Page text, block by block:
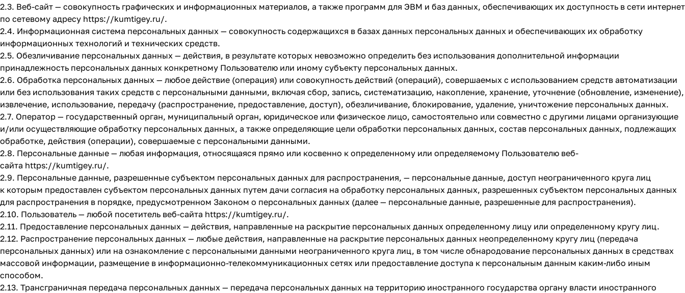
2.3. Веб-сайт — совокупность графических и информационных материалов, а также программ для ЭВМ и баз данных, обеспечивающих их доступность в сети интернет
по сетевому адресу https://kumtigey.ru/.
2.4. Информационная система персональных данных — совокупность содержащихся в базах данных персональных данных и обеспечивающих их обработку
информационных технологий и технических средств.
2.5. Обезличивание персональных данных — действия, в результате которых невозможно определить без использования дополнительной информации
принадлежность персональных данных конкретному Пользователю или иному субъекту персональных данных.
2.6. Обработка персональных данных — любое действие (операция) или совокупность действий (операций), совершаемых с использованием средств автоматизации
или без использования таких средств с персональными данными, включая сбор, запись, систематизацию, накопление, хранение, уточнение (обновление, изменение),
извлечение, использование, передачу (распространение, предоставление, доступ), обезличивание, блокирование, удаление, уничтожение персональных данных.
2.7. Оператор — государственный орган, муниципальный орган, юридическое или физическое лицо, самостоятельно или совместно с другими лицами организующие
и/или осуществляющие обработку персональных данных, а также определяющие цели обработки персональных данных, состав персональных данных, подлежащих
обработке, действия (операции), совершаемые с персональными данными.
2.8. Персональные данные — любая информация, относящаяся прямо или косвенно к определенному или определяемому Пользователю веб-
сайта https://kumtigey.ru/.
2.9. Персональные данные, разрешенные субъектом персональных данных для распространения, — персональные данные, доступ неограниченного круга лиц
к которым предоставлен субъектом персональных данных путем дачи согласия на обработку персональных данных, разрешенных субъектом персональных данных
для распространения в порядке, предусмотренном Законом о персональных данных (далее — персональные данные, разрешенные для распространения).
2.10. Пользователь — любой посетитель веб-сайта https://kumtigey.ru/.
2.11. Предоставление персональных данных — действия, направленные на раскрытие персональных данных определенному лицу или определенному кругу лиц.
2.12. Распространение персональных данных — любые действия, направленные на раскрытие персональных данных неопределенному кругу лиц (передача
персональных данных) или на ознакомление с персональными данными неограниченного круга лиц, в том числе обнародование персональных данных в средствах
массовой информации, размещение в информационно-телекоммуникационных сетях или предоставление доступа к персональным данным каким-либо иным
способом.
2.13. Трансграничная передача персональных данных — передача персональных данных на территорию иностранного государства органу власти иностранного
25
недели
раз в 2 недели
Остались вопросы?
8 800 302-02-51
plait.ru